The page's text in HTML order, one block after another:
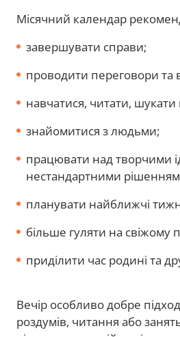
Місячний календар
завершувати справи;
проводити переговори та
навчатися, читати,
знайомитися з людьми;
працювати над творчими
нестандартними
планувати найближчі
більше гуляти на свіжому
приділити час родині та
Вечір особливо добре
роздумів, читання або